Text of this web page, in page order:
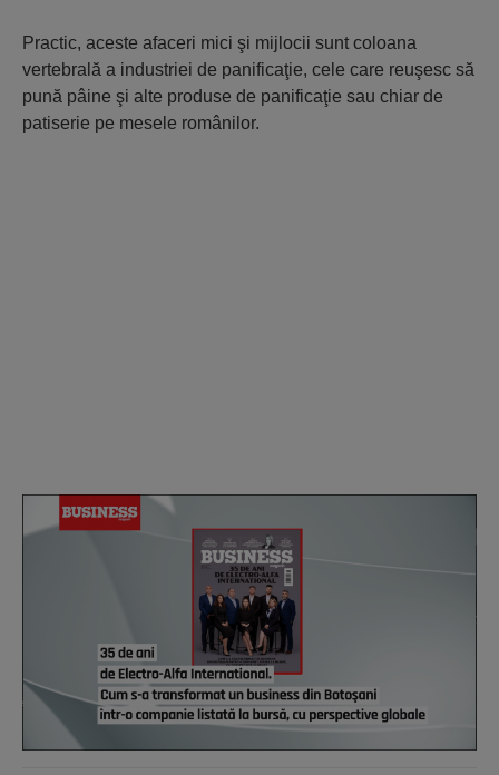
Prac­tic, aceste afaceri mici şi mijlocii sunt co­loana
vertebrală a industriei de panifi­caţie, cele care reuşesc să
pună pâine şi alte produse de panifi­caţie sau chiar de
pati­se­rie pe mesele românilor.